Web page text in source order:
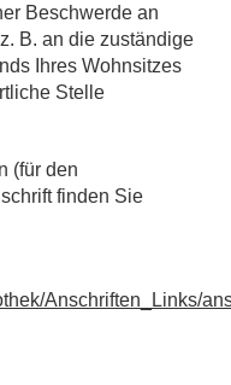
Beschwerde an
B. an die zuständige
Ihres Wohnsitzes
Stelle
(für den
finden Sie
Anschriften_Links/